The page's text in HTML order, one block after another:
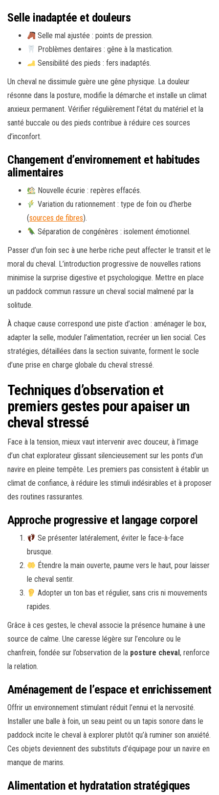
Selle inadaptée et douleurs
Selle mal ajustée : points de pression.
Problèmes dentaires : gêne à la mastication.
Sensibilité des pieds : fers inadaptés.
Un cheval ne dissimule guère une gêne physique. La douleur
résonne dans la posture, modifie la démarche et installe un climat
anxieux permanent. Vérifier régulièrement l’état du matériel et la
santé buccale ou des pieds contribue à réduire ces sources
d’inconfort.
Changement d’environnement et habitudes
alimentaires
Nouvelle écurie : repères effacés.
Variation du rationnement : type de foin ou d’herbe
(sources de fibres).
Séparation de congénères : isolement émotionnel.
Passer d’un foin sec à une herbe riche peut affecter le transit et le
moral du cheval. L’introduction progressive de nouvelles rations
minimise la surprise digestive et psychologique. Mettre en place
un paddock commun rassure un cheval social malmené par la
solitude.
À chaque cause correspond une piste d’action : aménager le box,
adapter la selle, moduler l’alimentation, recréer un lien social. Ces
stratégies, détaillées dans la section suivante, forment le socle
d’une prise en charge globale du cheval stressé.
Techniques d’observation et
premiers gestes pour apaiser un
cheval stressé
Face à la tension, mieux vaut intervenir avec douceur, à l’image
d’un chat explorateur glissant silencieusement sur les ponts d’un
navire en pleine tempête. Les premiers pas consistent à établir un
climat de confiance, à réduire les stimuli indésirables et à proposer
des routines rassurantes.
Approche progressive et langage corporel
Se présenter latéralement, éviter le face-à-face
brusque.
Étendre la main ouverte, paume vers le haut, pour laisser
le cheval sentir.
Adopter un ton bas et régulier, sans cris ni mouvements
rapides.
Grâce à ces gestes, le cheval associe la présence humaine à une
source de calme. Une caresse légère sur l’encolure ou le
chanfrein, fondée sur l’observation de la posture cheval, renforce
la relation.
Aménagement de l’espace et enrichissement
Offrir un environnement stimulant réduit l’ennui et la nervosité.
Installer une balle à foin, un seau peint ou un tapis sonore dans le
paddock incite le cheval à explorer plutôt qu’à ruminer son anxiété.
Ces objets deviennent des substituts d’équipage pour un navire en
manque de marins.
Alimentation et hydratation stratégiques